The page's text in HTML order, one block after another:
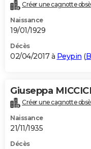
Créer une cagnotte
Naissance
19/01/1929
Décès
02/04/2017 à Peypin (
Giuseppa
Créer une cagnotte
Naissance
21/11/1935
Décès